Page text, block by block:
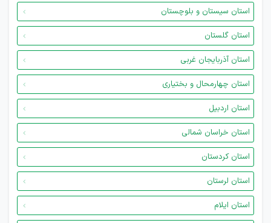
استان سیستان و بلوچستان
استان گلستان
استان آذربایجان غربی
استان چهارمحال و بختیاری
استان اردبیل
استان خراسان شمالی
استان کردستان
استان لرستان
استان ایلام